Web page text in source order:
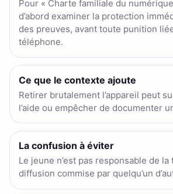
Pour « Charte familiale du
d’abord examiner la protection
des preuves, avant toute punition
téléphone.
Ce que le contexte ajoute
Retirer brutalement l’appareil peut
l’aide ou empêcher de documenter
La confusion à éviter
Le jeune n’est pas responsable de
diffusion commise par quelqu’un